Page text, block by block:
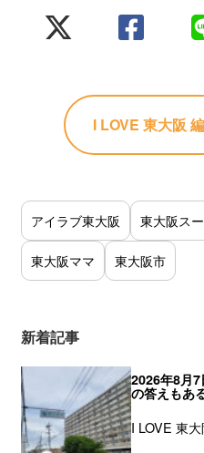
I LOVE 東大阪
アイラブ東大阪 東大阪ス
東大阪ママ 東大阪市
新着記事
2026年8月7
の答えもあ
I LOVE 東